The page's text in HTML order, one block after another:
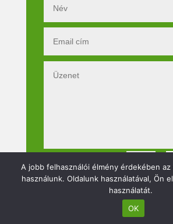
2 + 12=
A jobb felhasználói élmény érdekében
használunk. Oldalunk használatával, Ön
használatát.
OK